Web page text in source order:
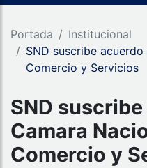
Portada
Institucional
SND suscribe
Comercio y Servicios
SND
Camara
Comercio y